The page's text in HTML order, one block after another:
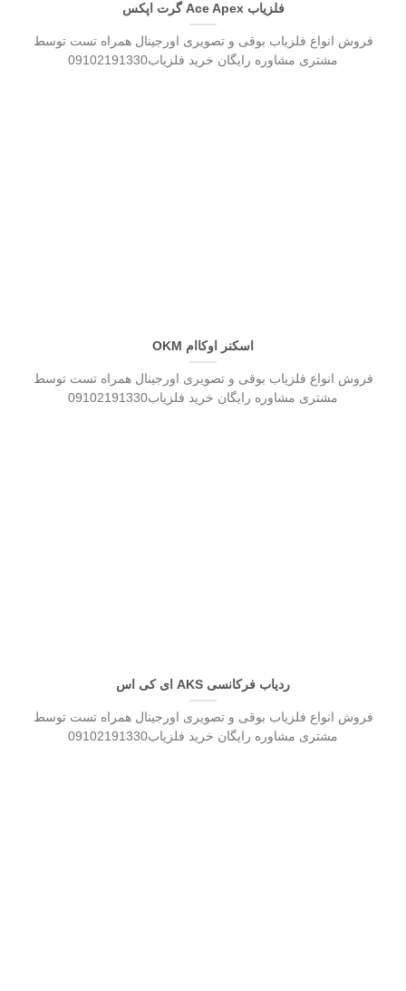
فلزیاب Ace Apex گرت اپکس
فروش انواع فلزیاب بوقی و تصویری اورجینال همراه تست توسط
مشتری مشاوره رایگان خرید فلزیاب09102191330
اسکنر اوکاام OKM
فروش انواع فلزیاب بوقی و تصویری اورجینال همراه تست توسط
مشتری مشاوره رایگان خرید فلزیاب09102191330
ردیاب فرکانسی AKS ای کی اس
فروش انواع فلزیاب بوقی و تصویری اورجینال همراه تست توسط
مشتری مشاوره رایگان خرید فلزیاب09102191330